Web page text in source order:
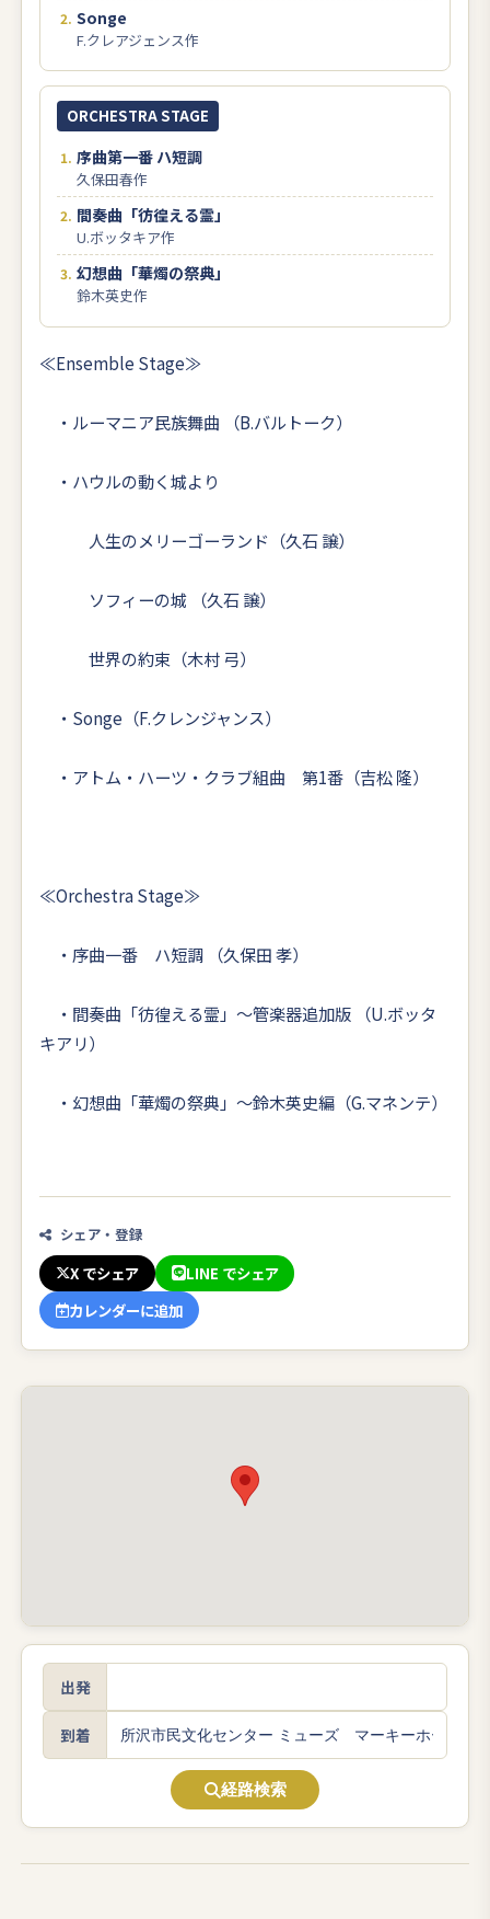
Songe
F.クレアジェンス作
ORCHESTRA STAGE
序曲第一番 ハ短調
久保田春作
間奏曲「彷徨える霊」
U.ボッタキア作
幻想曲「華燭の祭典」
鈴木英史作
≪Ensemble Stage≫
・ルーマニア民族舞曲 （B.バルトーク）
・ハウルの動く城より
人生のメリーゴーランド（久石 譲）
ソフィーの城 （久石 譲）
世界の約束（木村 弓）
・Songe（F.クレンジャンス）
・アトム・ハーツ・クラブ組曲 第1番（吉松 隆）
≪Orchestra Stage≫
・序曲一番 ハ短調 （久保田 孝）
・間奏曲「彷徨える霊」～管楽器追加版 （U.ボッタ
キアリ）
・幻想曲「華燭の祭典」～鈴木英史編（G.マネンテ）
シェア・登録
X でシェア
LINE でシェア
カレンダーに追加
出発
到着
経路検索